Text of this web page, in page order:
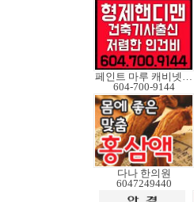
페인트 마루 캐비넷코팅
604-700-9144
다나 한의원
6047249440